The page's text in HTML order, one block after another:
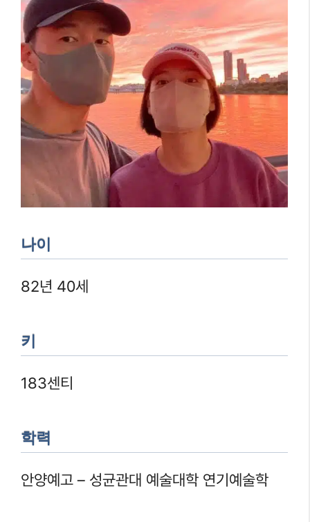
나이
82년 40세
키
183센티
학력
안양예고 – 성균관대 예술대학 연기예술학